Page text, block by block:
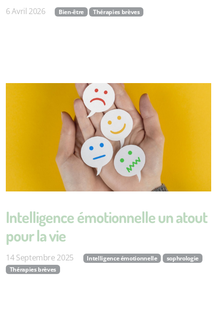
6 Avril 2026 Bien-être Thérapies brèves
Intelligence émotionnelle un atout
pour la vie
14 Septembre 2025 Intelligence émotionnelle
sophrologie
Thérapies brèves